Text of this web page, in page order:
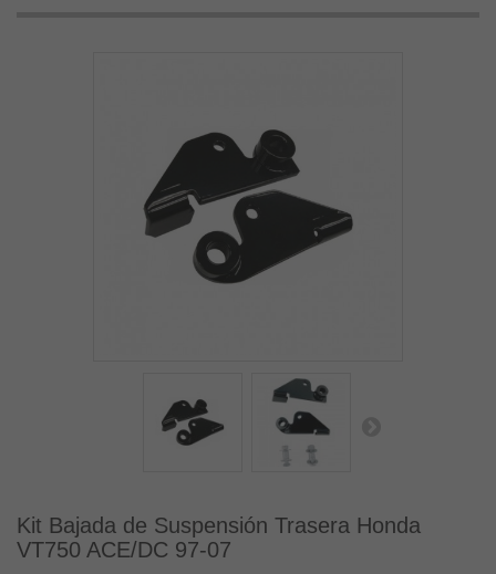
Kit Bajada de Suspensión Trasera Honda
VT750 ACE/DC 97-07